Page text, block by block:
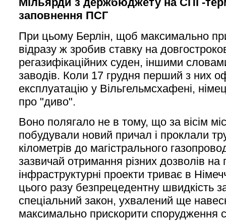
заповнення ПСГ
При цьому Берлін, щоб максимально
відразу ж зробив ставку на
регазифікаційних суден, іншими
заводів. Коли 17 грудня перший з них
експлуатацію у Вільгельмсхафені,
про "диво".
Воно полягало не в тому, що за вісім
побудували новий причал і проклали
кілометрів до магістрального
зазвичай отримання різних дозволів на
інфраструктурні проекти триває в
цього разу безпрецедентну швидкість
спеціальний закон, ухвалений ще
максимально прискорити спорудження